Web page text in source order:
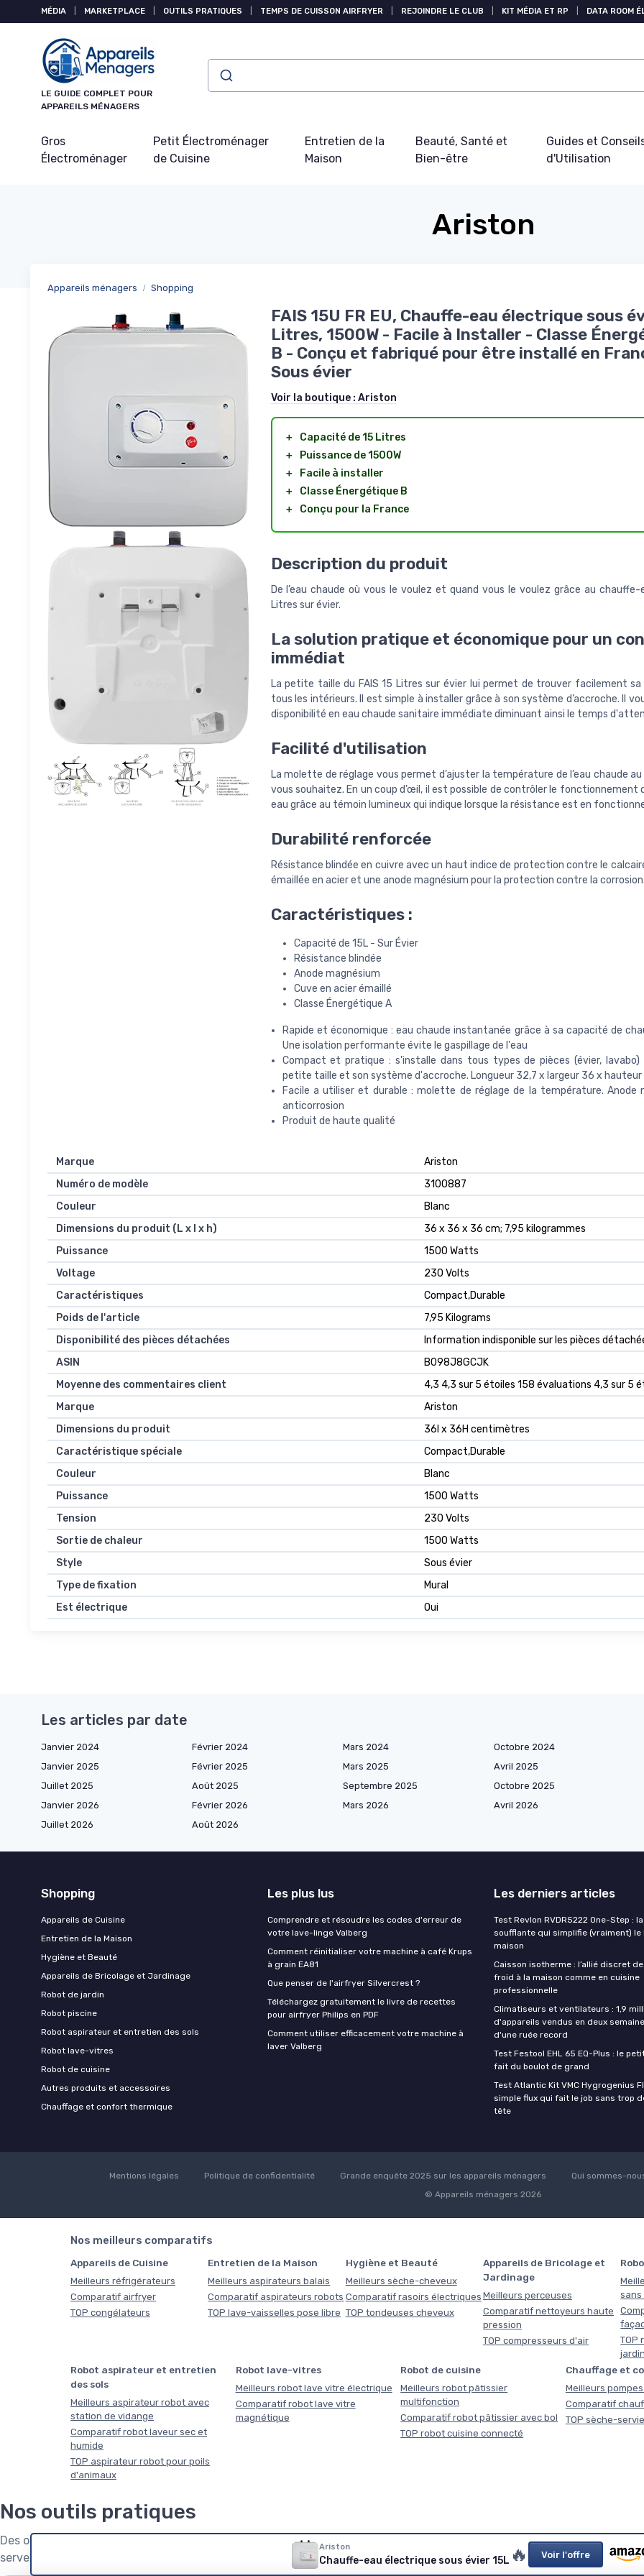
MÉDIA MARKETPLACE OUTILS PRATIQUES TEMPS DE CUISSON AIRFRYER REJOINDRE LE CLUB KIT MÉDIA ET RP DATA ROOM
LE GUIDE COMPLET POUR
APPAREILS MÉNAGERS
Gros
Électroménager
Petit Électroménager
de Cuisine
Entretien de la
Maison
Beauté, Santé et
Bien-être
Guides et
d'Utilisation
Ariston
Appareils ménagers Shopping
FAIS 15U FR EU, Chauffe-eau électrique sous
Litres, 1500W - Facile à Installer - Classe
B - Conçu et fabriqué pour être installé en
Sous évier
Voir la boutique : Ariston
＋
Capacité de 15 Litres
＋
Puissance de 1500W
＋
Facile à installer
＋
Classe Énergétique B
＋
Conçu pour la France
Description du produit
De l’eau chaude où vous le voulez et quand vous le voulez grâce au chauffe-
Litres sur évier.
La solution pratique et économique pour un
immédiat
La petite taille du FAIS 15 Litres sur évier lui permet de trouver facilement sa
tous les intérieurs. Il est simple à installer grâce à son système d’accroche. Il
disponibilité en eau chaude sanitaire immédiate diminuant ainsi le temps
Facilité d'utilisation
La molette de réglage vous permet d’ajuster la température de l’eau chaude
vous souhaitez. En un coup d’œil, il est possible de contrôler le fonctionnement
eau grâce au témoin lumineux qui indique lorsque la résistance est en
Durabilité renforcée
Résistance blindée en cuivre avec un haut indice de protection contre le
émaillée en acier et une anode magnésium pour la protection contre la corrosion.
Caractéristiques :
Capacité de 15L - Sur Évier
Résistance blindée
Anode magnésium
Cuve en acier émaillé
Classe Énergétique A
Rapide et économique : eau chaude instantanée grâce à sa capacité de
Une isolation performante évite le gaspillage de l'eau
Compact et pratique : s'installe dans tous types de pièces (évier, lavabo)
petite taille et son système d'accroche. Longueur 32,7 x largeur 36 x
Facile a utiliser et durable : molette de réglage de la température. Anode
anticorrosion
Produit de haute qualité
Marque
‎Ariston
Numéro de modèle
‎3100887
Couleur
‎Blanc
Dimensions du produit (L x l x h)
‎36 x 36 x 36 cm; 7,95 kilogrammes
Puissance
‎1500 Watts
Voltage
‎230 Volts
Caractéristiques
‎Compact,Durable
Poids de l'article
‎7,95 Kilograms
Disponibilité des pièces détachées
‎Information indisponible sur les pièces
ASIN
B098J8GCJK
Moyenne des commentaires client
4,3 4,3 sur 5 étoiles 158 évaluations 4,3 sur 5
Marque
Ariston
Dimensions du produit
36l x 36H centimètres
Caractéristique spéciale
Compact,Durable
Couleur
Blanc
Puissance
1500 Watts
Tension
230 Volts
Sortie de chaleur
1500 Watts
Style
Sous évier
Type de fixation
Mural
Est électrique
Oui
Ariston
Chauffe-eau électrique sous évier 15L 🔥 Voir l'offre
Les articles par date
Janvier 2024 Février 2024 Mars 2024 Octobre 2024
Janvier 2025
Février 2025 Mars 2025 Avril 2025
Juillet 2025
Août 2025 Septembre 2025 Octobre 2025
Janvier 2026
Février 2026 Mars 2026 Avril 2026
Juillet 2026
Août 2026
Shopping
Appareils de Cuisine
Entretien de la Maison
Hygiène et Beauté
Appareils de Bricolage et Jardinage
Robot de jardin
Robot piscine
Robot aspirateur et entretien des sols
Robot lave-vitres
Robot de cuisine
Autres produits et accessoires
Chauffage et confort thermique
Les plus lus
Comprendre et résoudre les codes d'erreur de
votre lave-linge Valberg
Comment réinitialiser votre machine à café Krups
à grain EA81
Que penser de l'airfryer Silvercrest ?
Téléchargez gratuitement le livre de recettes
pour airfryer Philips en PDF
Comment utiliser efficacement votre machine à
laver Valberg
Les derniers articles
Test Revlon RVDR5222 One-Step :
soufflante qui simplifie (vraiment) le
maison
Caisson isotherme : l’allié discret
froid à la maison comme en cuisine
professionnelle
Climatiseurs et ventilateurs : 1,9
d'appareils vendus en deux
d'une ruée record
Test Festool EHL 65 EQ-Plus : le
fait du boulot de grand
Test Atlantic Kit VMC Hygrogenius
simple flux qui fait le job sans trop
tête
Mentions légales Politique de confidentialité Grande enquête 2025 sur les appareils ménagers Qui sommes-
© Appareils ménagers 2026
Nos meilleurs comparatifs
Appareils de Cuisine
Meilleurs réfrigérateurs
Comparatif airfryer
TOP congélateurs
Entretien de la Maison
Meilleurs aspirateurs balais
Comparatif aspirateurs robots
TOP lave-vaisselles pose libre
Hygiène et Beauté
Meilleurs sèche-cheveux
Comparatif rasoirs électriques
TOP tondeuses cheveux
Appareils de Bricolage et
Jardinage
Meilleurs perceuses
Comparatif nettoyeurs haute
pression
TOP compresseurs d'air
sans
TOP
jardin
Robot aspirateur et entretien
des sols
Meilleurs aspirateur robot avec
station de vidange
Comparatif robot laveur sec et
humide
TOP aspirateur robot pour poils
d'animaux
Robot lave-vitres
Meilleurs robot lave vitre électrique
Comparatif robot lave vitre
magnétique
Robot de cuisine
Meilleurs robot pâtissier
multifonction
Comparatif robot pâtissier avec bol
TOP robot cuisine connecté
Chauffage et
Meilleurs
Comparatif
TOP sèche-
Nos outils pratiques
Des outils gratuits conçus par la rédaction : répondez à quelques questions et obtenez en quelques secondes une
servez-vous !
Panneau de gestion des cookies